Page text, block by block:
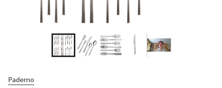
+3
Paderno